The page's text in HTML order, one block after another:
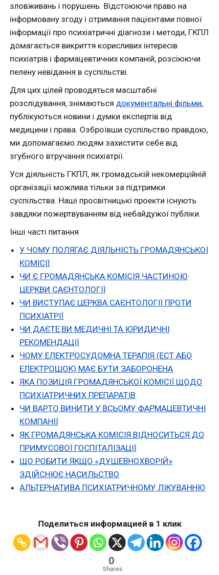
зловживань і порушень. Відстоюючи право на
інформовану згоду і отримання пацієнтами повної
інформації про психіатричні діагнози і методи, ГКПЛ
домагається викриття корисливих інтересів
психіатрів і фармацевтичних компаній, розсіюючи
пелену невідання в суспільстві.
Для цих цілей проводяться масштабні
розслідування, знімаються документальні фільми,
публікуються новини і думки експертів від
медицини і права. Озброївши суспільство правдою,
ми допомагаємо людям захистити себе від
згубного втручання психіатрії.
Уся діяльність ГКПЛ, як громадській некомерційній
організації можлива тільки за підтримки
суспільства. Наші просвітницькі проекти існують
завдяки пожертвуванням від небайдужої публіки.
Інші часті питання
У ЧОМУ ПОЛЯГАЄ ДІЯЛЬНІСТЬ ГРОМАДЯНСЬКОЇ
КОМІСІЇ
ЧИ Є ГРОМАДЯНСЬКА КОМІСІЯ ЧАСТИНОЮ
ЦЕРКВИ САЄНТОЛОГІЇ
ЧИ ВИСТУПАЄ ЦЕРКВА САЄНТОЛОГІЇ ПРОТИ
ПСИХІАТРІЇ
ЧИ ДАЄТЕ ВИ МЕДИЧНІ ТА ЮРИДИЧНІ
РЕКОМЕНДАЦІЇ
ЧОМУ ЕЛЕКТРОСУДОМНА ТЕРАПІЯ (ЕСТ АБО
ЕЛЕКТРОШОК) МАЄ БУТИ ЗАБОРОНЕНА
ЯКА ПОЗИЦІЯ ГРОМАДЯНСЬКОЇ КОМІСІЇ ЩОДО
ПСИХІАТРИЧНИХ ПРЕПАРАТІВ
ЧИ ВАРТО ВИНИТИ У ВСЬОМУ ФАРМАЦЕВТИЧНІ
КОМПАНІЇ
ЯК ГРОМАДЯНСЬКА КОМІСІЯ ВІДНОСИТЬСЯ ДО
ПРИМУСОВОЇ ГОСПІТАЛІЗАЦІЇ
ЩО РОБИТИ ЯКЩО «ДУШЕВНОХВОРІЙ»
ЗДІЙСНЮЄ НАСИЛЬСТВО
АЛЬТЕРНАТИВА ПСИХІАТРИЧНОМУ ЛІКУВАННЮ
Поделиться информацией в 1 клик
0
Shares